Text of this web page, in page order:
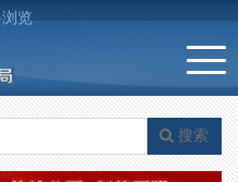
览
搜索